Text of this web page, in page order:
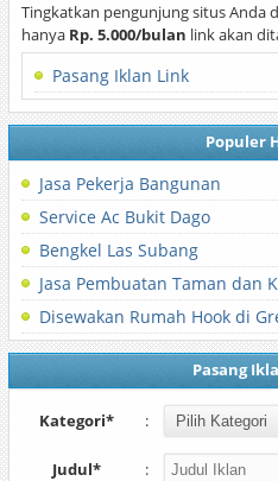
Tingkatkan pengunjung situs Anda
hanya Rp. 5.000/bulan link akan
Pasang Iklan Link
Populer
Jasa Pekerja Bangunan
Service Ac Bukit Dago
Bengkel Las Subang
Jasa Pembuatan Taman dan
Disewakan Rumah Hook di
Pasang
Kategori* :
Judul* :